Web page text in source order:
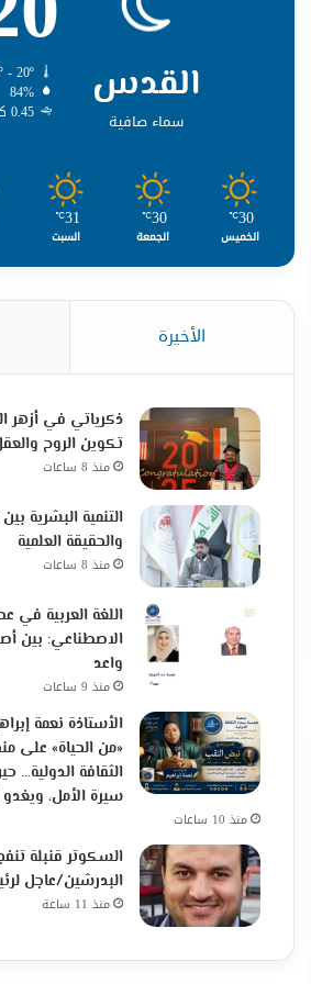
القدس
سماء صافية
30º - 20º
84%
0.45 كيلومتر/ساعة
30
℃
الخميس
30
℃
الجمعة
31
℃
السبت
الأخيرة
ذكرياتي في أزهر
تكوين الروح
منذ 8 ساعات
التنمية البشرية
والحقيقة العلمية
منذ 8 ساعات
اللغة العربية في
الاصطناعي: بين
واعد
منذ 9 ساعات
الأستاذة نعمة
«من الحياة» على
الثقافة
سيرة الأمل، ويغدو
منذ 10 ساعات
السكوتر قنبلة
البدرشين/عاجل
منذ 11 ساعة